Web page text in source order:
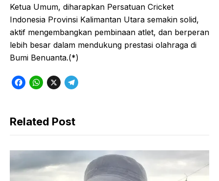
Ketua Umum, diharapkan Persatuan Cricket
Indonesia Provinsi Kalimantan Utara semakin solid,
aktif mengembangkan pembinaan atlet, dan berperan
lebih besar dalam mendukung prestasi olahraga di
Bumi Benuanta.(*)
F
e
o
W
t
A
p
X
T
e
r
a
Related Post